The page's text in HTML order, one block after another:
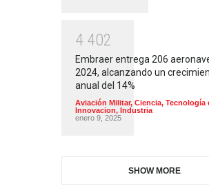
4 402
Embraer entrega 206
2024, alcanzando un
anual del 14%
Aviación Militar, Ciencia, Tecnología
Innovacion, Industria
enero 9, 2025
SHOW MORE